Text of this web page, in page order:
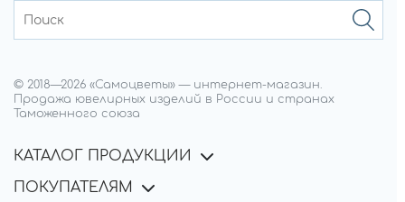
© 2018—2026 «Самоцветы» — интернет-магазин.
Продажа ювелирных изделий в России и странах
Таможенного союза
КАТАЛОГ ПРОДУКЦИИ
ПОКУПАТЕЛЯМ